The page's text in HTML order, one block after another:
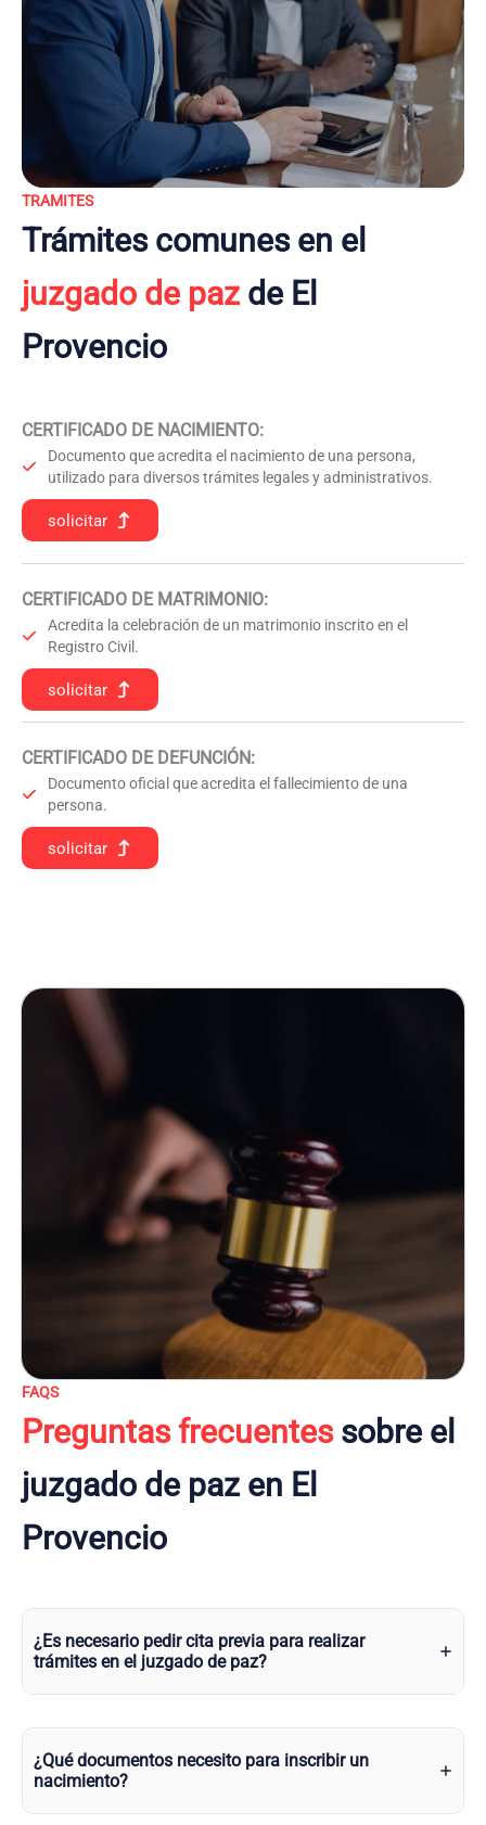
TRAMITES
Trámites comunes en el
juzgado de pazde El
Provencio
CERTIFICADO DE NACIMIENTO:
Documento que acredita el nacimiento de una persona,
utilizado para diversos trámites legales y administrativos.
solicitar
CERTIFICADO DE MATRIMONIO:
Acredita la celebración de un matrimonio inscrito en el
Registro Civil.
solicitar
CERTIFICADO DE DEFUNCIÓN:
Documento oficial que acredita el fallecimiento de una
persona.
solicitar
FAQS
Preguntas frecuentessobre el
juzgado de paz en El
Provencio
¿Es necesario pedir cita previa para realizar
trámites en el juzgado de paz?
¿Qué documentos necesito para inscribir un
nacimiento?